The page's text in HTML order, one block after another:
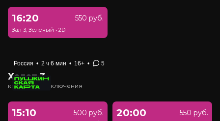
16:20 550 руб.
Зал 3, Зеленый • 2D
Россия • 2 ч 6 мин • 16+ • 5
Холоп 3
комедия, приключения
15:10 500 руб. 20:00 550 руб.